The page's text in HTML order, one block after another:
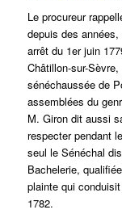
Le procureur
depuis des
arrêt du 1er juin
Châtillon-sur-
sénéchaussée de
assemblées du
M. Giron dit aussi
respecter pendant
seul le Sénéchal
Bachelerie,
plainte qui
1782.